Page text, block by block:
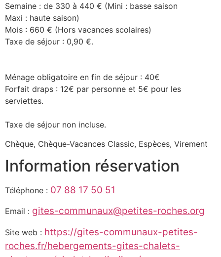
Semaine : de 330 à 440 € (Mini : basse saison
Maxi : haute saison)
Mois : 660 € (Hors vacances scolaires)
Taxe de séjour : 0,90 €.
Ménage obligatoire en fin de séjour : 40€
Forfait draps : 12€ par personne et 5€ pour les
serviettes.
Taxe de séjour non incluse.
Chèque, Chèque-Vacances Classic, Espèces, Virement
Information réservation
Téléphone : 07 88 17 50 51
Email : gites-communaux@petites-roches.org
Site web : https://gites-communaux-petites-
roches.fr/hebergements-gites-chalets-